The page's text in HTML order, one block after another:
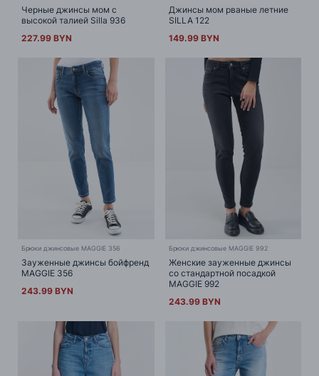
Черные джинсы мом с
высокой талией Silla 936
227.99 BYN
Джинсы мом рваные летние
SILLA 122
149.99 BYN
Брюки джинсовые MAGGIE 356
Зауженные джинсы бойфренд
MAGGIE 356
243.99 BYN
Брюки джинсовые MAGGIE 992
Женские зауженные джинсы
со стандартной посадкой
MAGGIE 992
243.99 BYN